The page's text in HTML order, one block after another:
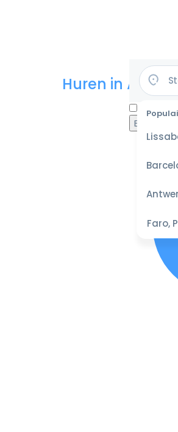
Faro,
Huren in